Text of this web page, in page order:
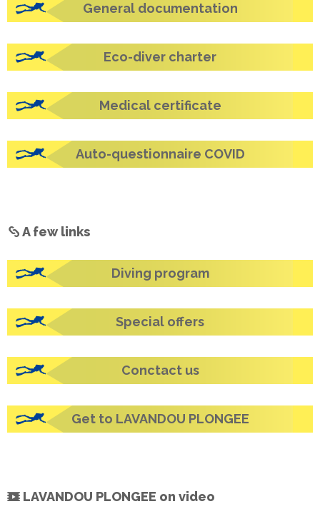
General documentation
Eco-diver charter
Medical certificate
Auto-questionnaire COVID
A few links
Diving program
Special offers
Conctact us
Get to LAVANDOU PLONGEE
LAVANDOU PLONGEE on video